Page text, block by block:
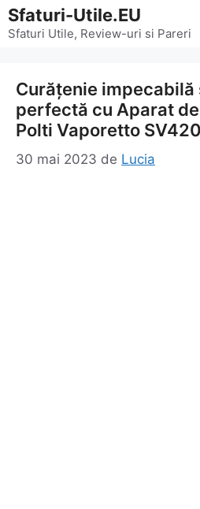
Sari
la
Sfaturi-Utile.EU
Sfaturi Utile, Review-uri si Pareri
Curățenie impecabilă
perfectă cu Aparat
Polti Vaporetto SV420
30 mai 2023 de Lucia